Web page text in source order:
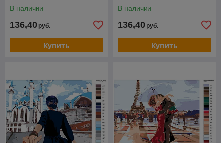
В наличии
136,40 руб.
Купить
В наличии
136,40 руб.
Купить